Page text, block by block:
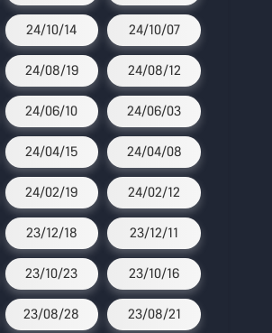
24/10/14 24/10/07
24/08/19 24/08/12
24/06/10 24/06/03
24/04/15 24/04/08
24/02/19 24/02/12
23/12/18 23/12/11
23/10/23 23/10/16
23/08/28 23/08/21